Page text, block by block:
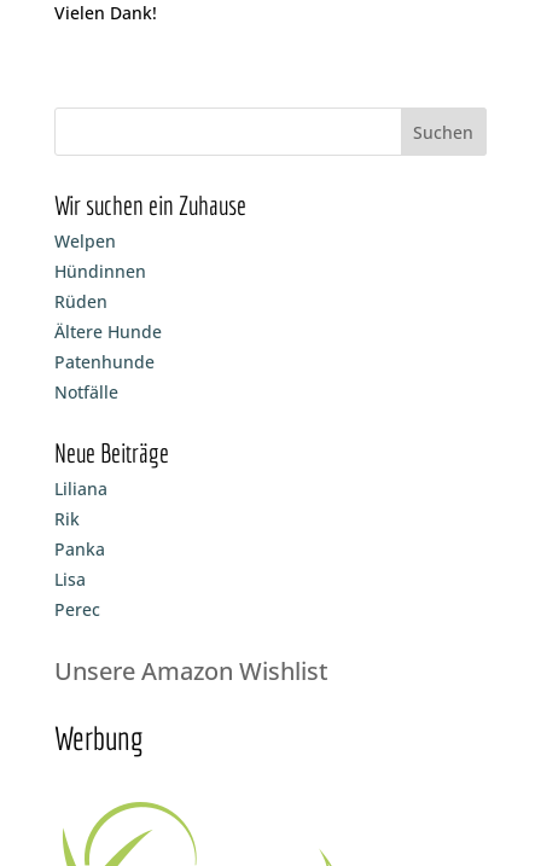
Vielen Dank!
Wir suchen ein Zuhause
Welpen
Hündinnen
Rüden
Ältere Hunde
Patenhunde
Notfälle
Neue Beiträge
Liliana
Rik
Panka
Lisa
Perec
Unsere Amazon Wishlist
Werbung